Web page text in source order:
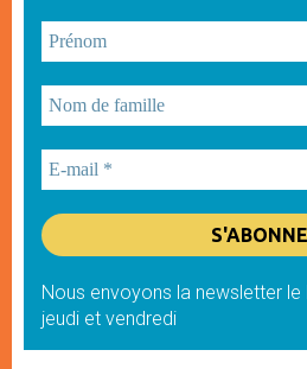
Nous envoyons la newsletter le
jeudi et vendredi